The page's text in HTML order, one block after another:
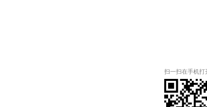
扫一扫在手机打